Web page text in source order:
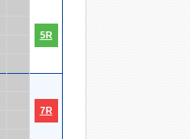
5R
7R